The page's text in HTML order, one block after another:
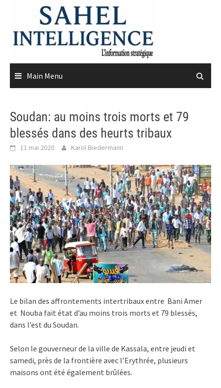
content
Main Menu
Soudan: au moins trois morts et 79
blessés dans des heurts tribaux
11 mai 2020 Karol Biedermann
Le bilan des affrontements intertribaux entre Bani Amer
et Nouba fait état d’au moins trois morts et 79 blessés,
dans l’est du Soudan.
Selon le gouverneur de la ville de Kassala, entre jeudi et
samedi, près de la frontière avec l’Erythrée, plusieurs
maisons ont été également brûlées.